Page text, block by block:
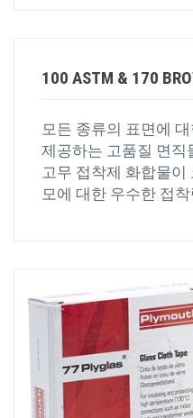
100 ASTM & 170
모든 종류의 표면에
제공하는 고품질 면직
고무 접착제 화합물이
모에 대한 우수한 접